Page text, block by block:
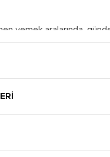
yemek aralarında,